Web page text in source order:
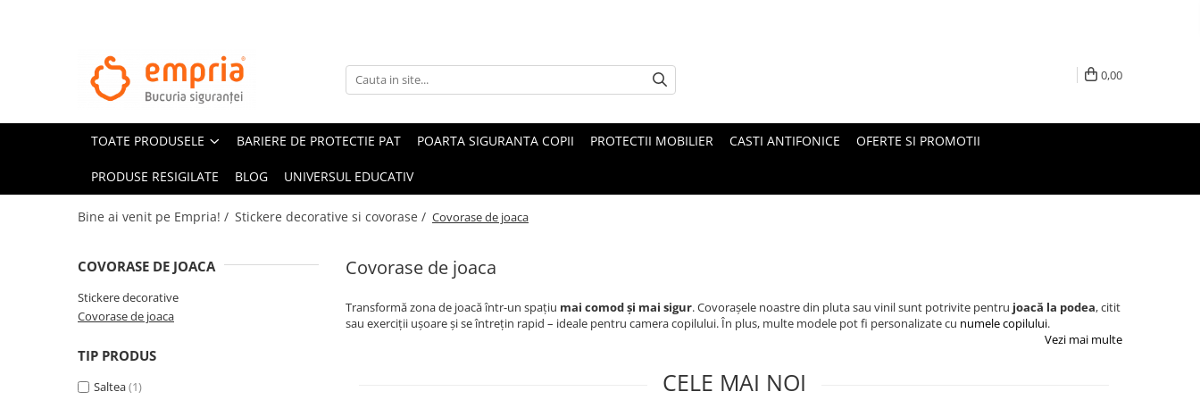
TOATE PRODUSELE
Oferte Protectii Laterale Pat
Bariere protectie pentru pat
Aparatori laterale patut bebe
Sigurante pentru sertare si usi
Sigurante geamuri si usi glisante
Kituri de siguranta pentru copii si
Protectii casa
0,00
TOATE PRODUSELE BARIERE DE PROTECTIE PAT POARTA SIGURANTA COPII PROTECTII MOBILIER CASTI ANTIFONICE OFERTE SI PROMOTII
PRODUSE RESIGILATE BLOG UNIVERSUL EDUCATIV
Bine ai venit pe Empria! / Stickere decorative si covorase / Covorase de joaca
Covorase de joaca
Transformă zona de joacă într-un spațiu mai comod și mai sigur. Covorașele noastre din pluta sau vinil sunt potrivite pentru joacă la podea, citit
sau exerciții ușoare și se întrețin rapid – ideale pentru camera copilului. În plus, multe modele pot fi personalizate cu numele copilului.
Vezi mai multe
COVORASE DE JOACA
Stickere decorative
Covorase de joaca
TIP PRODUS
Saltea(1)
CELE MAI NOI